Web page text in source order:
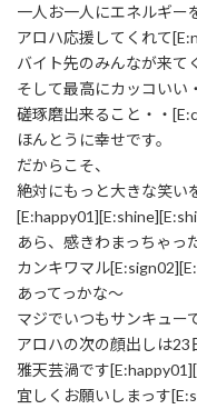
一人お一人にエネルギー
アロハ応援してくれて
バイト先のみんなが来て
そして最高にカッコいい
磋琢磨出来ること・・
ほんとうに幸せです。
だからこそ、
絶対にもっと大きな笑い
あら、感きわまっちゃっ
カンキワマル
あってっかな～
マジでいつもサンキュー
アロハの次の顔出しは23
雅天芸渦です
宜しくお願いしまっす